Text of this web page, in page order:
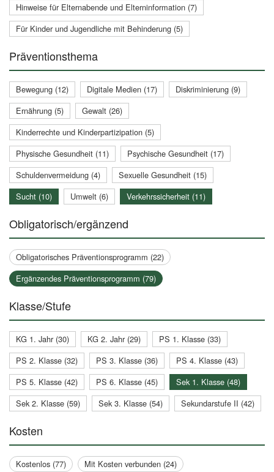
Hinweise für Elternabende und Elterninformation (7)
Für Kinder und Jugendliche mit Behinderung (5)
Präventionsthema
Bewegung (12) Digitale Medien (17)
Diskriminierung (9)
Ernährung (5)
Gewalt (26)
Kinderrechte und Kinderpartizipation (5)
Physische Gesundheit (11)
Psychische Gesundheit (17)
Schuldenvermeidung (4)
Sexuelle Gesundheit (15)
Sucht (10)
Umwelt (6) Verkehrssicherheit (11)
Obligatorisch/ergänzend
Obligatorisches Präventionsprogramm (22)
Ergänzendes Präventionsprogramm (79)
Klasse/Stufe
KG 1. Jahr (30) KG 2. Jahr (29)
PS 1. Klasse (33)
PS 2. Klasse (32)
PS 3. Klasse (36)
PS 4. Klasse (43)
PS 5. Klasse (42)
PS 6. Klasse (45)
Sek 1. Klasse (48)
Sek 2. Klasse (59)
Sek 3. Klasse (54) Sekundarstufe II (42)
Kosten
Kostenlos (77) Mit Kosten verbunden (24)